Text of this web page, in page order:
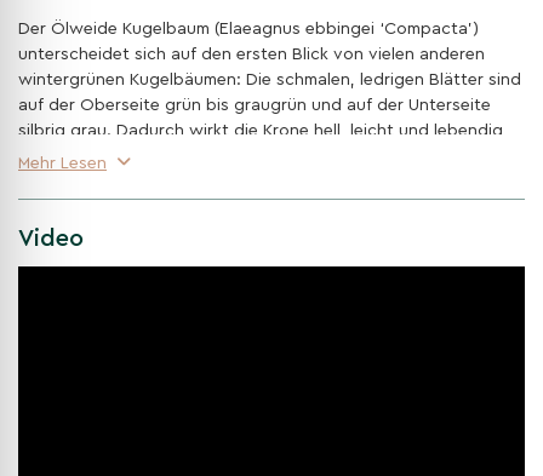
Der Ölweide Kugelbaum (Elaeagnus ebbingei ‘Compacta’)
unterscheidet sich auf den ersten Blick von vielen anderen
wintergrünen Kugelbäumen: Die schmalen, ledrigen Blätter sind
auf der Oberseite grün bis graugrün und auf der Unterseite
silbrig grau. Dadurch wirkt die Krone hell, leicht und lebendig,
besonders wenn sich das Laub im Wind bewegt. Eine schöne
Mehr Lesen
Video